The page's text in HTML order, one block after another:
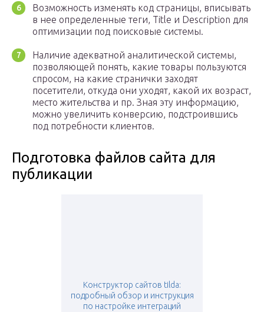
Возможность изменять код страницы, вписывать
в нее определенные теги, Title и Description для
оптимизации под поисковые системы.
Наличие адекватной аналитической системы,
позволяющей понять, какие товары пользуются
спросом, на какие странички заходят
посетители, откуда они уходят, какой их возраст,
место жительства и пр. Зная эту информацию,
можно увеличить конверсию, подстроившись
под потребности клиентов.
Подготовка файлов сайта для
публикации
Конструктор сайтов tilda:
подробный обзор и инструкция
по настройке интеграций